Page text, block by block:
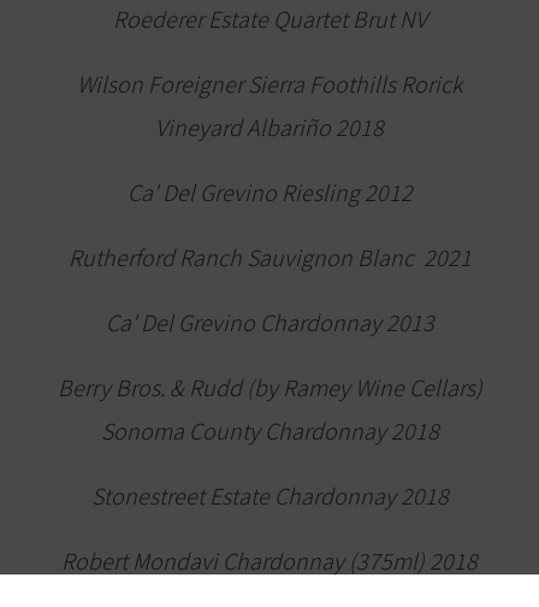
Roederer Estate Quartet Brut NV
Wilson Foreigner Sierra Foothills Rorick
Vineyard Albariño 2018
Ca' Del Grevino Riesling 2012
Rutherford Ranch Sauvignon Blanc 2021
Ca' Del Grevino Chardonnay 2013
Berry Bros. & Rudd (by Ramey Wine Cellars)
Sonoma County Chardonnay 2018
Stonestreet Estate Chardonnay 2018
Robert Mondavi Chardonnay (375ml) 2018